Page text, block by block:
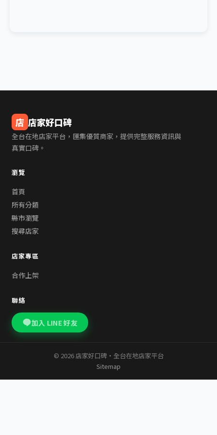
店 店家好口碑
全台在地店家平台，匯集優質商家，提供完整服務資訊與
真實口碑。
瀏覽
首頁
所有分類
縣市瀏覽
搜尋店家
店家專區
合作上架
聯絡
加入 LINE 好友
© 2026 店家好口碑・全台在地店家平台
Sitemap